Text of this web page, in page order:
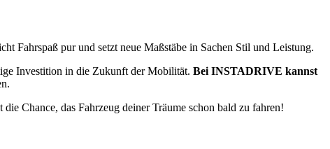
Fahrspaß pur und setzt neue Maßstäbe in Sachen Stil und Leistung.
Investition in die Zukunft der Mobilität. Bei INSTADRIVE kannst
Chance, das Fahrzeug deiner Träume schon bald zu fahren!